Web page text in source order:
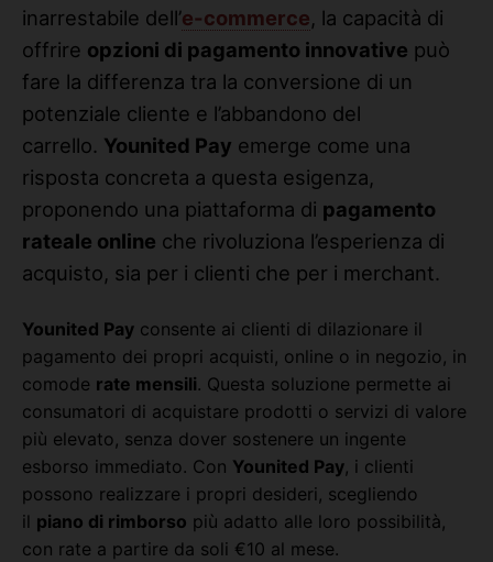
inarrestabile dell’e-commerce, la capacità di
offrire opzioni di pagamento innovative può
fare la differenza tra la conversione di un
potenziale cliente e l’abbandono del
carrello. Younited Pay emerge come una
risposta concreta a questa esigenza,
proponendo una piattaforma di pagamento
rateale online che rivoluziona l’esperienza di
acquisto, sia per i clienti che per i merchant.
Younited Pay consente ai clienti di dilazionare il
pagamento dei propri acquisti, online o in negozio, in
comode rate mensili. Questa soluzione permette ai
consumatori di acquistare prodotti o servizi di valore
più elevato, senza dover sostenere un ingente
esborso immediato. Con Younited Pay, i clienti
possono realizzare i propri desideri, scegliendo
il piano di rimborso più adatto alle loro possibilità,
con rate a partire da soli €10 al mese.